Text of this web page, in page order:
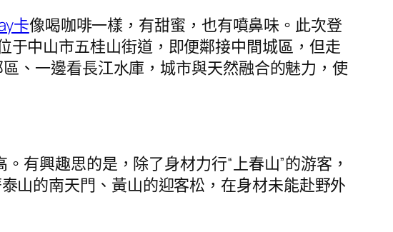
卡像喝咖啡一樣，有甜蜜，也有噴鼻味。此次登
于中山市五桂山街道，即便鄰接中間城區，但走
、一邊看長江水庫，城市與天然融合的魅力，使
有興趣思的是，除了身材力行“上春山”的游客，
山的南天門、黃山的迎客松，在身材未能赴野外